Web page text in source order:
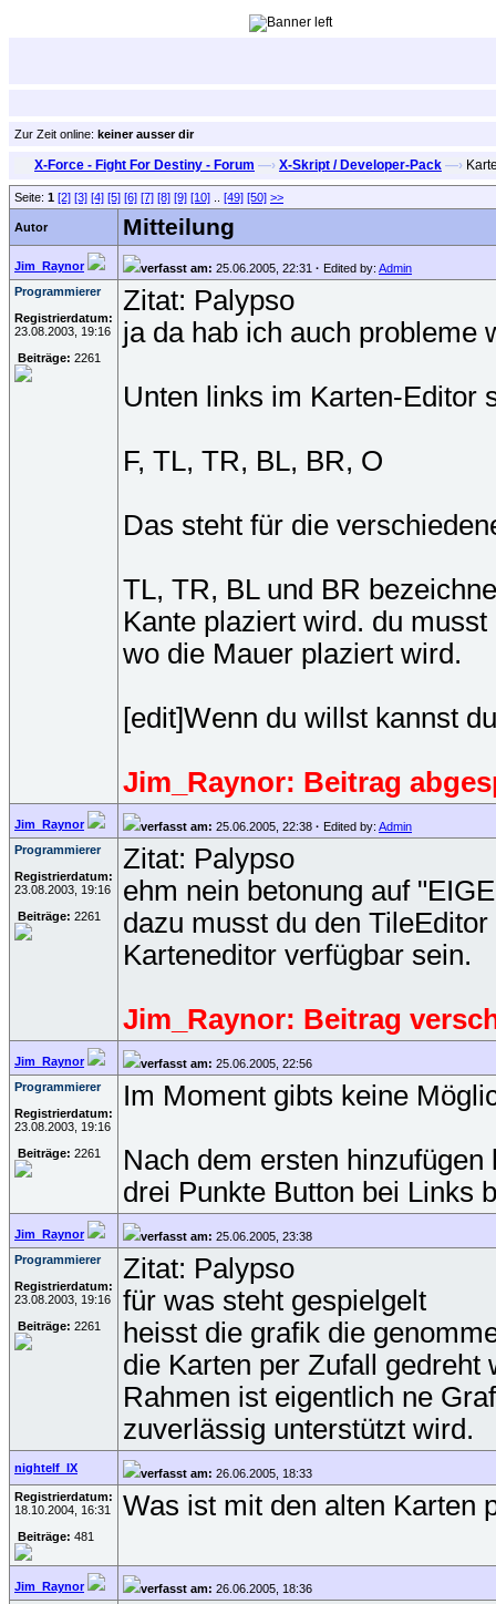
Zur Zeit online: keiner ausser dir
X-Force - Fight For Destiny - Forum —› X-Skript / Developer-Pack —›
Seite: 1 [2] [3] [4] [5] [6] [7] [8] [9] [10] [49] [50] >>
Autor Mitteilung
Jim_Raynor verfasst am: 25.06.2005, 22:31 · Edited by: Admin
Programmierer
Registrierdatum:
23.08.2003, 19:16
Beiträge: 2261
Zitat: Palypso
ja da hab ich auch probleme
Unten links im Karten-Editor
F, TL, TR, BL, BR, O
Das steht für die
TL, TR, BL und BR
Kante plaziert wird. du
wo die Mauer plaziert wird.
[edit]Wenn du willst kannst
Jim_Raynor: Beitrag
Jim_Raynor verfasst am: 25.06.2005, 22:38 · Edited by: Admin
Programmierer
Registrierdatum:
23.08.2003, 19:16
Beiträge: 2261
Zitat: Palypso
ehm nein betonung auf
dazu musst du den
Karteneditor verfügbar sein.
Jim_Raynor: Beitrag
Jim_Raynor verfasst am: 25.06.2005, 22:56
Programmierer
Registrierdatum:
23.08.2003, 19:16
Beiträge: 2261
Im Moment gibts keine
Nach dem ersten
drei Punkte Button bei Links
Jim_Raynor verfasst am: 25.06.2005, 23:38
Programmierer
Registrierdatum:
23.08.2003, 19:16
Beiträge: 2261
Zitat: Palypso
für was steht gespielgelt
heisst die grafik die
die Karten per Zufall gedreht
Rahmen ist eigentlich ne
zuverlässig unterstützt wird.
nightelf_IX verfasst am: 26.06.2005, 18:33
Registrierdatum:
18.10.2004, 16:31
Beiträge: 481
Was ist mit den alten Karten
Jim_Raynor verfasst am: 26.06.2005, 18:36